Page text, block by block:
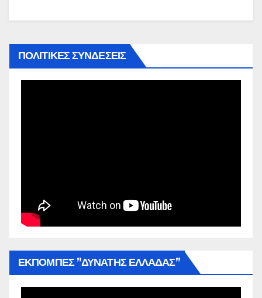
ΠΟΛΙΤΙΚΕΣ ΣΥΝΔΕΣΕΙΣ
ΕΚΠΟΜΠΕΣ ”ΔΥΝΑΤΗΣ ΕΛΛΑΔΑΣ”